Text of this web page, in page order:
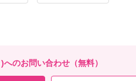
撮影日の空き
のお問い合わせ（無料）